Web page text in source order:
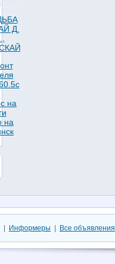
| Информеры | Все объявления